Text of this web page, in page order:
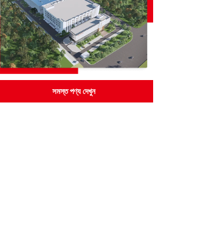
সমস্ত পণ্য দেখুন